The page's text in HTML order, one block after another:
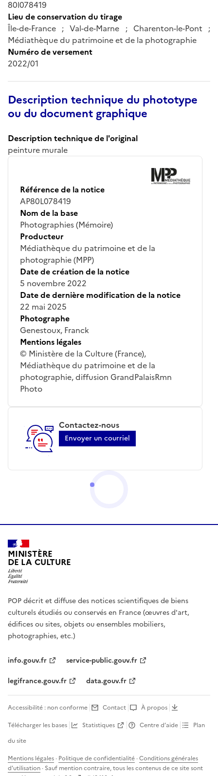
80l078419
Lieu de conservation du tirage
Île-de-France ; Val-de-Marne ; Charenton-le-Pont ;
Médiathèque du patrimoine et de la photographie
Numéro de versement
2022/01
Description technique du phototype
ou du document graphique
Description technique de l'original
peinture murale
Référence de la notice
AP80L078419
Nom de la base
Photographies (Mémoire)
Producteur
Médiathèque du patrimoine et de la
photographie (MPP)
Date de création de la notice
5 novembre 2022
Date de dernière modification de la notice
22 mai 2025
Photographe
Genestoux, Franck
Mentions légales
© Ministère de la Culture (France),
Médiathèque du patrimoine et de la
photographie, diffusion GrandPalaisRmn
Photo
Contactez-nous
Envoyer un courriel
MINISTÈRE
DE LA CULTURE
POP décrit et diffuse des notices scientifiques de biens
culturels étudiés ou conservés en France (œuvres d'art,
édifices ou sites, objets ou ensembles mobiliers,
photographies, etc.)
info.gouv.fr
service-public.gouv.fr
legifrance.gouv.fr
data.gouv.fr
Accessibilité : non conforme Contact
À propos
Télécharger les bases
Statistiques Centre d’aide
Plan
du site
Mentions légales · Politique de confidentialité ·Conditions générales
d'utilisation · Sauf mention contraire, tous les contenus de ce site sont